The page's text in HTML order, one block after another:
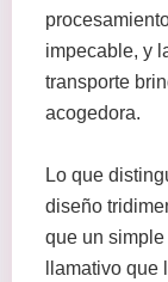
impecable, y
transporte
acogedora.
Lo que
diseño
que un
llamativo